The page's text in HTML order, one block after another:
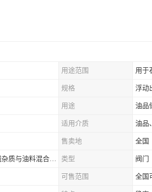
用途范围 用于
规格 浮动
用途 油品
适用介质 油品
售卖地 全国
来防止罐底污水及化学、机械杂质与油料混合出罐，进而保证油罐向外供油的纯净度。 类型 阀门
可售范围 全国